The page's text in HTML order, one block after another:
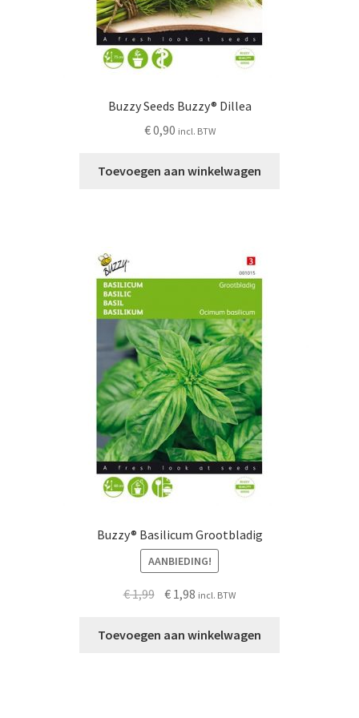
Buzzy Seeds Buzzy® Dillea
€0,90 incl. BTW
Toevoegen aan winkelwagen
Buzzy® Basilicum Grootbladig
AANBIEDING!
€1,99 Oorspronkelijke
was:
€ 1,98 Huidige
is:
incl. BTW
Toevoegen aan winkelwagen